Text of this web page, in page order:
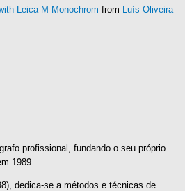
Leica M Monochrom from Luís Oliveira
profissional, fundando o seu próprio
1989.
dedica-se a métodos e técnicas de